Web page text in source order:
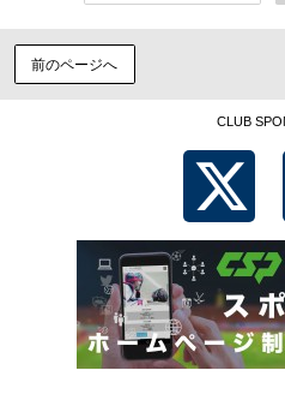
前のページへ
CLUB